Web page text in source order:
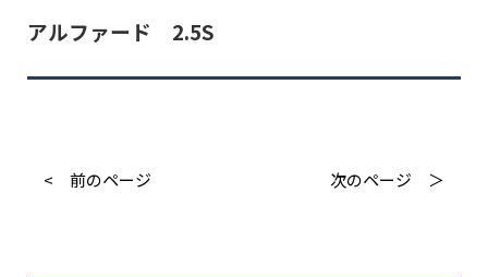
アルファード 2.5S
< 前のページ 次のページ ＞